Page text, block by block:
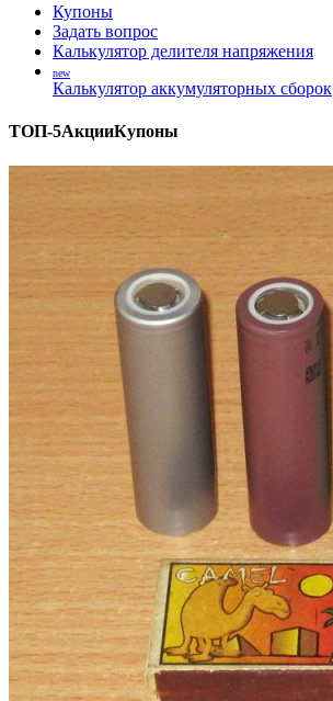
Купоны
Задать вопрос
Калькулятор делителя напряжения
new
Калькулятор аккумуляторных сборок
ТОП-5АкцииКупоны